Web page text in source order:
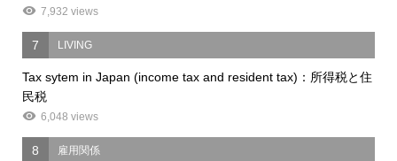
7,932 views
7 LIVING
Tax sytem in Japan (income tax and resident tax)：所得税と住
民税
6,048 views
8 雇用関係